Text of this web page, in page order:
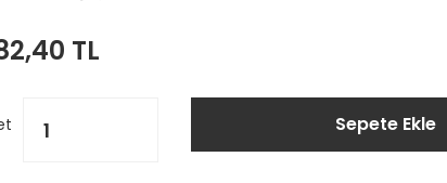
TL
Sepete Ekle